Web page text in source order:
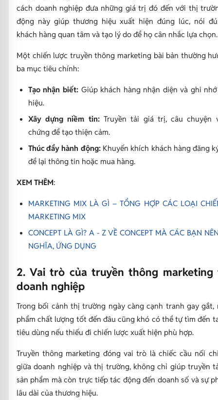
cách doanh nghiệp đưa những giá trị đó đến với thị
động này giúp thương hiệu xuất hiện đúng lúc, nói
khách hàng quan tâm và tạo lý do để họ cân nhắc lựa chọn.
Một chiến lược truyền thông marketing bài bản thường
ba mục tiêu chính:
Tạo nhận biết: Giúp khách hàng nhận diện và ghi
hiệu.
Xây dựng niềm tin:Truyền tải giá trị, câu chuyện
chứng để tạo thiện cảm.
Thúc đẩy hành động:Khuyến khích khách hàng đăng
để lại thông tin hoặc mua hàng.
XEM THÊM:
MARKETING MIX LÀ GÌ – TỔNG HỢP CÁC LOẠI
MARKETING MIX
CONCEPT LÀ GÌ? A - Z VỀ CONCEPT MÀ CÁC BẠN
NGHĨA, ỨNG DỤNG
2. Vai trò của truyền thông marketing
doanh nghiệp
Trong bối cảnh thị trường ngày càng cạnh tranh gay gắt,
phẩm chất lượng tốt đến đâu cũng khó có thể tự tìm đến
tiêu dùng nếu thiếu đi chiến lược xuất hiện phù hợp.
Truyền thông marketing đóng vai trò là chiếc cầu nối
giữa doanh nghiệp và thị trường, không chỉ giúp truyền
sản phẩm mà còn trực tiếp tác động đến doanh số và sự
lâu dài của thương hiệu.